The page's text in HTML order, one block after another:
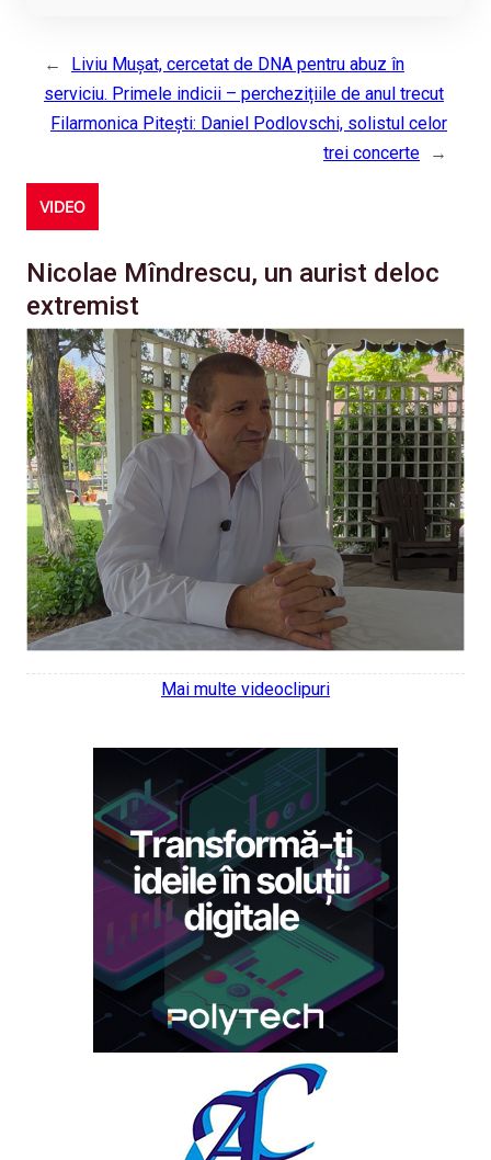
←
Liviu Mușat, cercetat de DNA pentru abuz în
serviciu. Primele indicii – perchezițiile de anul trecut
Filarmonica Pitești: Daniel Podlovschi, solistul celor
trei concerte
→
VIDEO
Nicolae Mîndrescu, un aurist deloc
extremist
Mai multe videoclipuri